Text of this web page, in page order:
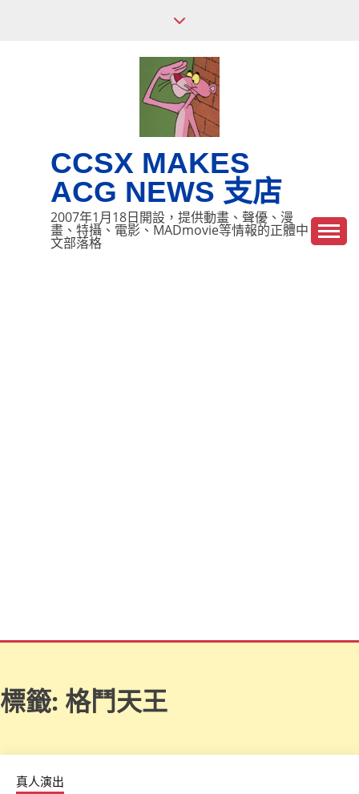
CCSX MAKES
ACG NEWS 支店
2007年1月18日開設，提供動畫、聲優、漫
畫、特攝、電影、MADmovie等情報的正體中
文部落格
標籤: 格鬥天王
真人演出